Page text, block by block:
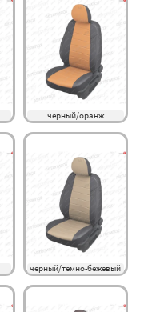
черный/оранж
черный/темно-бежевый